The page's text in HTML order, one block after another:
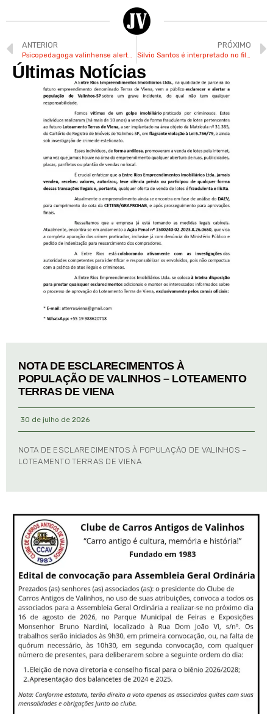
ANTERIOR
Psicopedagoga valinhense alerta sobre riscos em sobrecarregar alunos com extracurriculares
PRÓXIMO
Silvio Santos é interpretado no filme “Silvio” por ator que mora em Valinhos
Últimas Notícias
NOTA DE ESCLARECIMENTOS À
POPULAÇÃO DE VALINHOS – LOTEAMENTO
TERRAS DE VIENA
30 de julho de 2026
NOTA DE ESCLARECIMENTOS À POPULAÇÃO DE VALINHOS –
LOTEAMENTO TERRAS DE VIENA